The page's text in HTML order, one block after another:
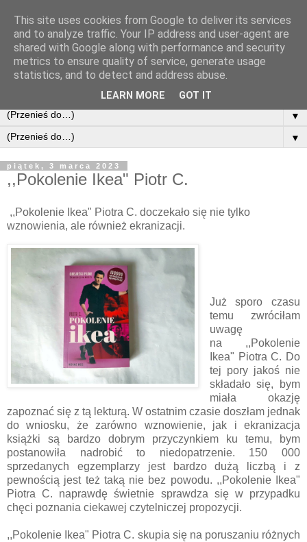
▼
▼
piątek, 3 marca 2023
,,Pokolenie Ikea" Piotr C.
,,Pokolenie Ikea" Piotra C. doczekało się nie tylko
wznowienia, ale również ekranizacji.
Już sporo czasu
temu zwróciłam
uwagę
na
,,Pokolenie
Ikea" Piotra C. Do
tej pory jakoś nie
składało się, bym
miała okazję
zapoznać się z tą lekturą. W ostatnim czasie doszłam jednak
do wniosku, że zarówno wznowienie, jak i ekranizacja
książki są bardzo dobrym przyczynkiem ku temu, bym
postanowiła nadrobić to niedopatrzenie. 150 000
sprzedanych egzemplarzy jest bardzo dużą liczbą i z
pewnością jest też taką nie bez powodu. ,,Pokolenie Ikea"
Piotra C. naprawdę świetnie sprawdza się w przypadku
chęci poznania ciekawej czytelniczej propozycji.
,,Pokolenie Ikea" Piotra C. skupia się na poruszaniu różnych
This site uses cookies from Google to deliver its services
and to analyze traffic. Your IP address and user-agent are
shared with Google along with performance and security
metrics to ensure quality of service, generate usage
statistics, and to detect and address abuse.
LEARN MORE GOT IT